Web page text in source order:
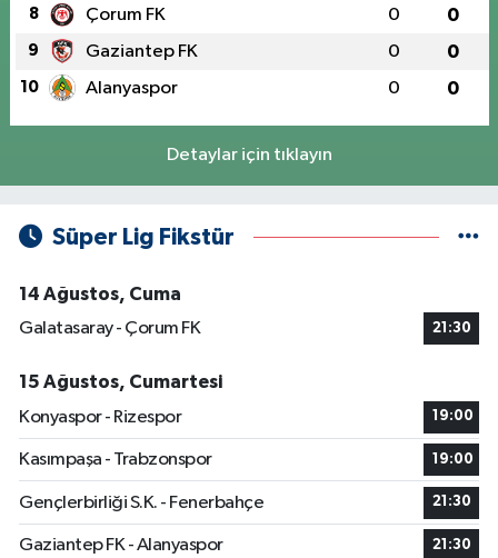
8 Çorum FK 0 0
9 Gaziantep FK 0 0
10 Alanyaspor 0 0
Detaylar için tıklayın
Süper Lig Fikstür
14 Ağustos, Cuma
Galatasaray - Çorum FK
21:30
15 Ağustos, Cumartesi
Konyaspor - Rizespor
19:00
Kasımpaşa - Trabzonspor 19:00
Gençlerbirliği S.K. - Fenerbahçe 21:30
Gaziantep FK - Alanyaspor 21:30